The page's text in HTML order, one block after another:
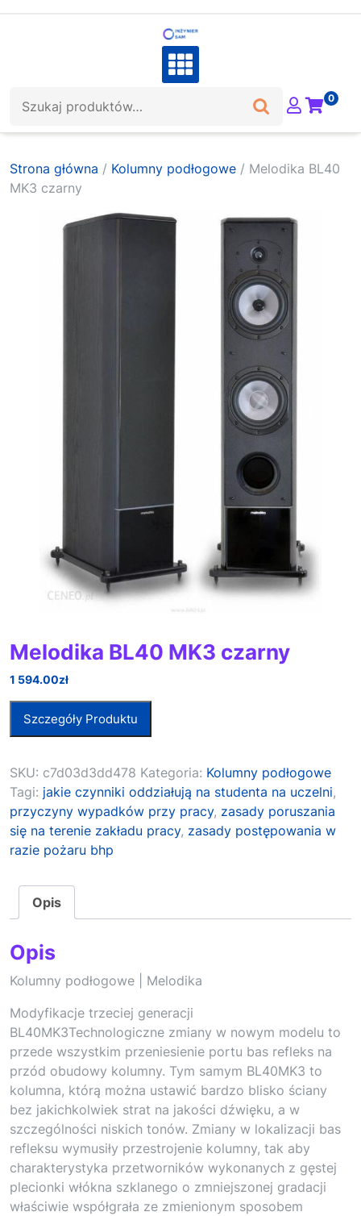
0
Strona główna / Kolumny podłogowe / Melodika BL40
MK3 czarny
Melodika BL40 MK3 czarny
1 594.00zł
Szczegóły Produktu
SKU: c7d03d3dd478 Kategoria: Kolumny podłogowe
Tagi: jakie czynniki oddziałują na studenta na uczelni,
przyczyny wypadków przy pracy, zasady poruszania
się na terenie zakładu pracy, zasady postępowania w
razie pożaru bhp
Opis
Opis
Kolumny podłogowe | Melodika
Modyfikacje trzeciej generacji
BL40MK3Technologiczne zmiany w nowym modelu to
przede wszystkim przeniesienie portu bas refleks na
przód obudowy kolumny. Tym samym BL40MK3 to
kolumna, którą można ustawić bardzo blisko ściany
bez jakichkolwiek strat na jakości dźwięku, a w
szczególności niskich tonów. Zmiany w lokalizacji bas
refleksu wymusiły przestrojenie kolumny, tak aby
charakterystyka przetworników wykonanych z gęstej
plecionki włókna szklanego o zmniejszonej gradacji
właściwie współgrała ze zmienionym sposobem